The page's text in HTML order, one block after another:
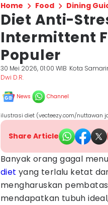
Home Food Dining
Diet Anti-
Intermittent
Populer
30 Mei 2026, 01:00 WIB Kota
Dwi D.R.
News Channel
ilustrasi diet (vecteezy.com/nuttawan
Share Article
Banyak orang gagal
diet yang terlalu ketat
mengharuskan
mendapatkan tubuh